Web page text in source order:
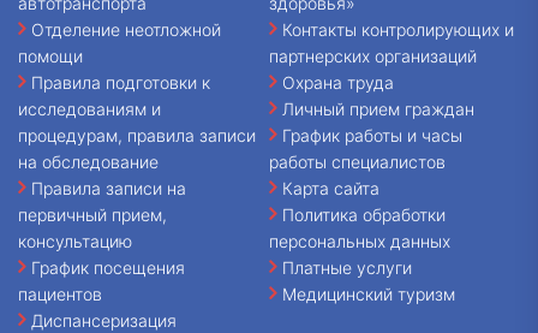
Отделение неотложной
помощи
Правила подготовки к
исследованиям и
процедурам, правила записи
на обследование
Правила записи на
первичный прием,
консультацию
График посещения
пациентов
Диспансеризация
Контакты контролирующих и
партнерских организаций
Охрана труда
Личный прием граждан
График работы и часы
работы специалистов
Карта сайта
Политика обработки
персональных данных
Платные услуги
Медицинский туризм